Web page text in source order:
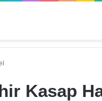
Kasap